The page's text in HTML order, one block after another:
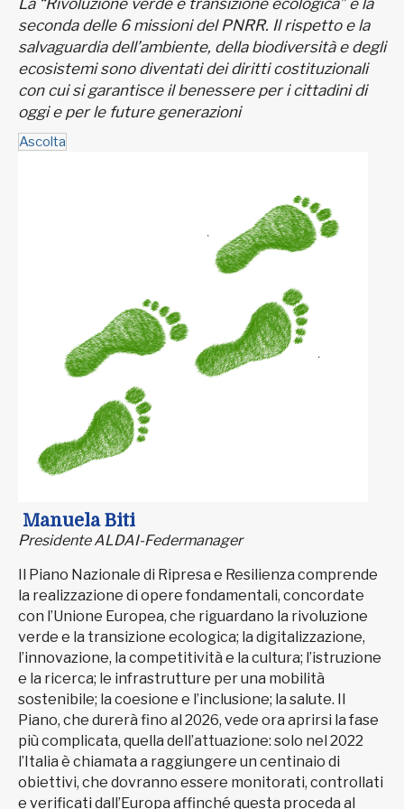
La “Rivoluzione verde e transizione ecologica” è la
seconda delle 6 missioni del PNRR. Il rispetto e la
salvaguardia dell’ambiente, della biodiversità e degli
ecosistemi sono diventati dei diritti costituzionali
con cui si garantisce il benessere per i cittadini di
oggi e per le future generazioni
Ascolta
Manuela Biti
Presidente ALDAI-Federmanager
Il Piano Nazionale di Ripresa e Resilienza comprende
la realizzazione di opere fondamentali, concordate
con l’Unione Europea, che riguardano la rivoluzione
verde e la transizione ecologica; la digitalizzazione,
l’innovazione, la competitività e la cultura; l’istruzione
e la ricerca; le infrastrutture per una mobilità
sostenibile; la coesione e l’inclusione; la salute. Il
Piano, che durerà fino al 2026, vede ora aprirsi la fase
più complicata, quella dell’attuazione: solo nel 2022
l’Italia è chiamata a raggiungere un centinaio di
obiettivi, che dovranno essere monitorati, controllati
e verificati dall’Europa affinché questa proceda al